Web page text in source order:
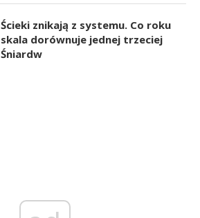
Ścieki znikają z systemu. Co roku
skala dorównuje jednej trzeciej
Śniardw